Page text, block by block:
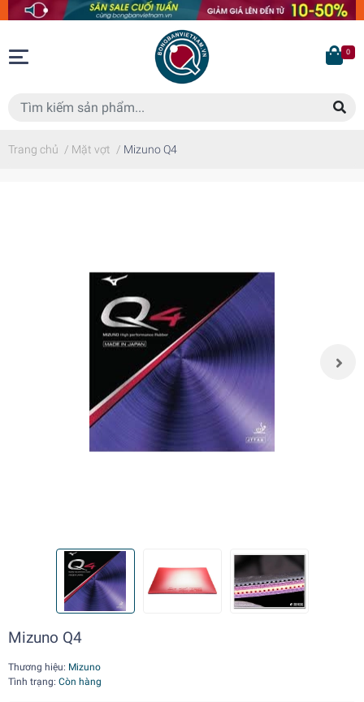
0
Trang chủ / Mặt vợt / Mizuno Q4
Mizuno Q4
Thương hiệu: Mizuno
Tình trạng: Còn hàng